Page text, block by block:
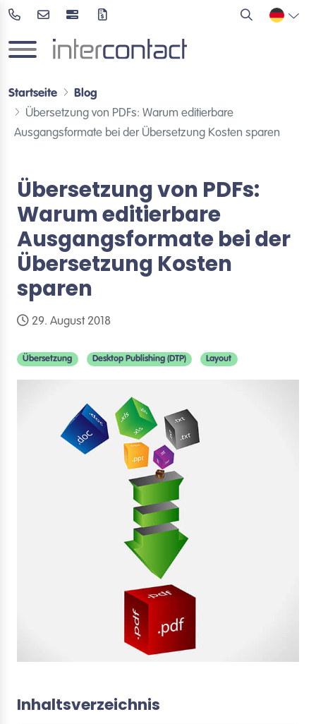
Startseite
Blog
Übersetzung von PDFs: Warum editierbare
Ausgangsformate bei der Übersetzung Kosten sparen
Übersetzung von PDFs:
Warum editierbare
Ausgangsformate bei der
Übersetzung Kosten
sparen
29. August 2018
Übersetzung Desktop Publishing (DTP) Layout
Inhaltsverzeichnis